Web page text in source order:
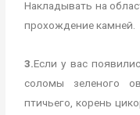
Накладывать на
прохождение камней.
3.Если у вас
соломы зеленого
птичьего, корень